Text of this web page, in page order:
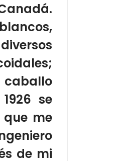
.
caballo
se
que me
de mi